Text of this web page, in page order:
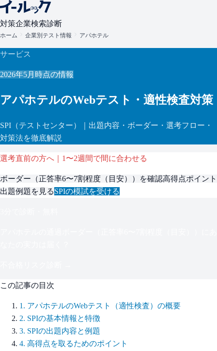
対策企業検索診断
ホーム 企業別テスト情報 アパホテル
サービス
2026年5月 時点の情報
アパホテルのWebテスト・適性検査対策
SPI （テストセンター）
｜出題内容・ボーダー・選考フロー・
対策法を徹底解説
選考直前の方へ｜1〜2週間で間に合わせる
ボーダー（正答率6〜7割程度（目安） ）を確認高得点ポイント
出題例題を見るSPIの模試を受ける
この記事の目次
1 . アパホテルのWebテスト（適性検査）の概要
2. SPIの基本情報と特徴
3. SPIの出題内容と例題
4. 高得点を取るためのポイント